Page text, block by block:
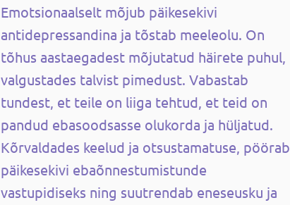
Emotsionaalselt mõjub päikesekivi
antidepressandina ja tõstab meeleolu. On
tõhus aastaegadest mõjutatud häirete puhul,
valgustades talvist pimedust. Vabastab
tundest, et teile on liiga tehtud, et teid on
pandud ebasoodsasse olukorda ja hüljatud.
Kõrvaldades keelud ja otsustamatuse, pöörab
päikesekivi ebaõnnestumistunde
vastupidiseks ning suutrendab eneseusku ja